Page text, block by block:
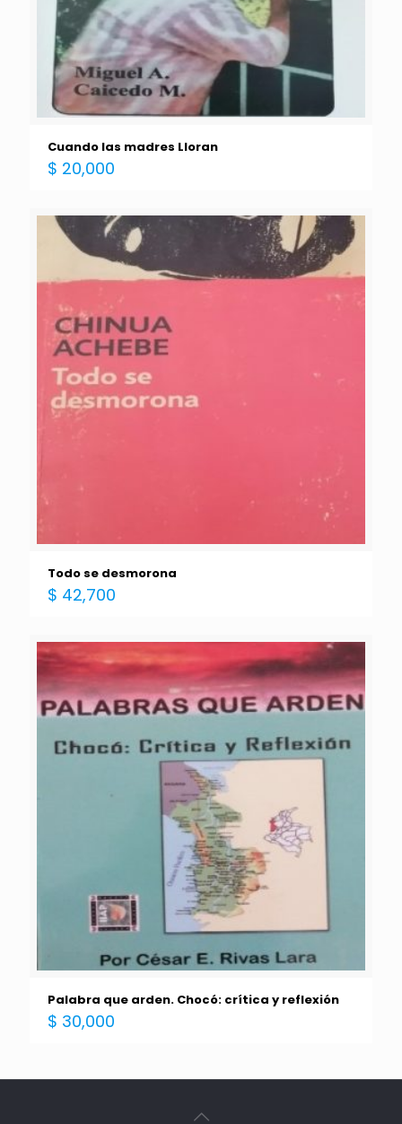
Cuando las madres Lloran
$ 20,000
Todo se desmorona
$ 42,700
Palabra que arden. Chocó: crítica y reflexión
$ 30,000